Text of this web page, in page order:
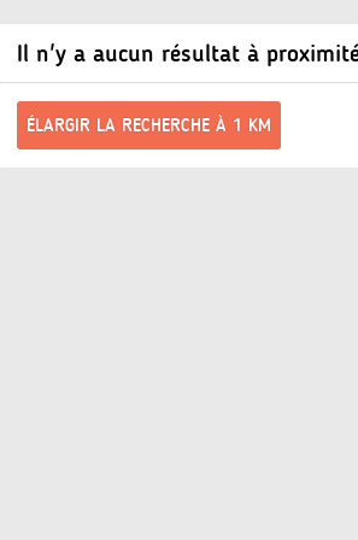
Il n'y a aucun résultat à
ÉLARGIR LA RECHERCHE À 1 KM